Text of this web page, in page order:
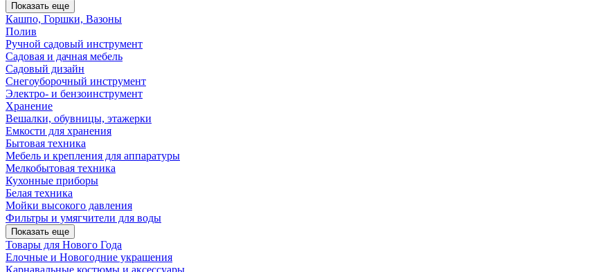
Показать еще
Кашпо, Горшки, Вазоны
Полив
Ручной садовый инструмент
Садовая и дачная мебель
Садовый дизайн
Снегоуборочный инструмент
Электро- и бензоинструмент
Хранение
Вешалки, обувницы, этажерки
Емкости для хранения
Бытовая техника
Мебель и крепления для аппаратуры
Мелкобытовая техника
Кухонные приборы
Белая техника
Мойки высокого давления
Фильтры и умягчители для воды
Показать еще
Товары для Нового Года
Елочные и Новогодние украшения
Карнавальные костюмы и аксессуары